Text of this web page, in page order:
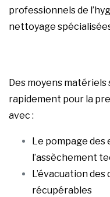
professionnels de
nettoyage
Des moyens
rapidement pour la
avec :
Le pompage des
l’assèchement
L’évacuation
récupérables